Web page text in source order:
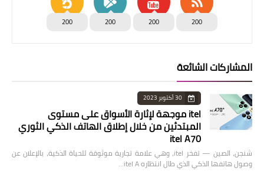
200
200
200
200
المشاركات الشائعة
30 أكتوبر 2023
itel موجهة لإثارة الأسواق على مستوى
المبتدئين من خلال إطلاق الهاتف الذكي الثوري
itel A70
شنجن، الصين — تفخر itel، وهي علامة تجارية موثوقة للحياة الذكية، بالإعلان عن
وصول هاتفها الذكي الذي طال انتظاره itel A…